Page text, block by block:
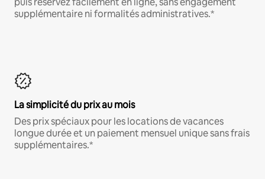
supplémentaire ni formalités administratives.*
La simplicité du prix au mois
Des prix spéciaux pour les locations de vacances
longue durée et un paiement mensuel unique sans frais
supplémentaires.*